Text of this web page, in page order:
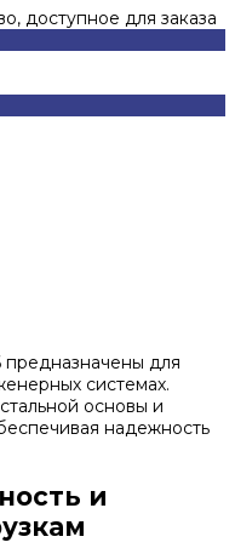
доступное для заказа
для
системах.
основы и
надежность
и